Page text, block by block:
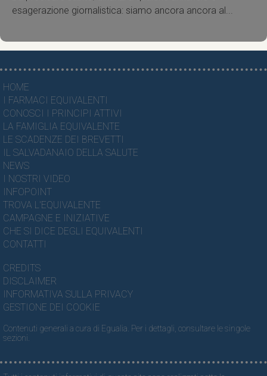
esagerazione giornalistica: siamo ancora ancora al...
HOME
I FARMACI EQUIVALENTI
CONOSCI I PRINCIPI ATTIVI
LA FAMIGLIA EQUIVALENTE
LE SCADENZE DEI BREVETTI
IL SALVADANAIO DELLA SALUTE
NEWS
I NOSTRI VIDEO
INFOPOINT
TROVA L'EQUIVALENTE
CAMPAGNE E INIZIATIVE
CHE SI DICE DEGLI EQUIVALENTI
CONTATTI
CREDITS
DISCLAIMER
INFORMATIVA SULLA PRIVACY
GESTIONE DEI COOKIE
Contenuti generali a cura di Egualia. Per i dettagli, consultare le singole
sezioni.